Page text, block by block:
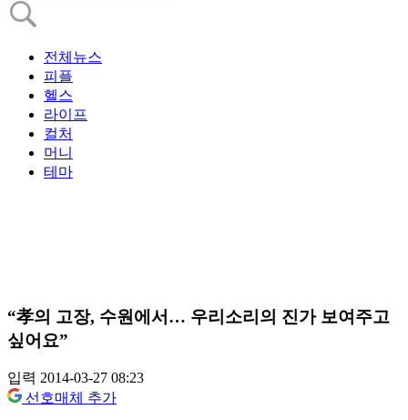
전체뉴스
피플
헬스
라이프
컬처
머니
테마
“孝의 고장, 수원에서… 우리소리의 진가 보여주고
싶어요”
입력 2014-03-27 08:23
선호매체 추가